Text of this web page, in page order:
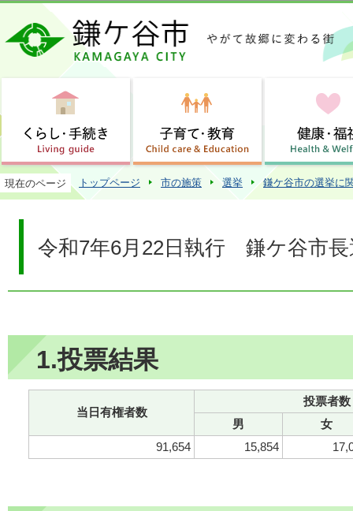
この
現在のページ トップページ 市の施策 選挙 鎌ケ谷市の選挙に
令和7年6月22日執行 鎌ケ谷市長
1.投票結果
当日有権者数
投票者数
男
女
91,654
15,854